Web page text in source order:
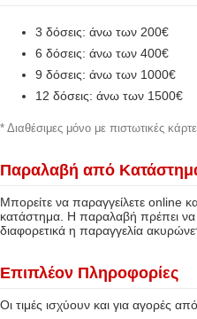
3 δόσεις: άνω των 200€
6 δόσεις: άνω των 400€
9 δόσεις: άνω των 1000€
12 δόσεις: άνω των 1500€
* Διαθέσιμες μόνο με πιστωτικές
Παραλαβή από
Μπορείτε να παραγγείλετε online
κατάστημα. Η παραλαβή πρέπει να
διαφορετικά η παραγγελία
Επιπλέον Πληροφορίες
Οι τιμές ισχύουν και για αγορές